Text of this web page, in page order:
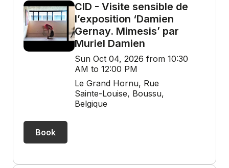
CID - Visite sensible de
l’exposition ‘Damien
Gernay. Mimesis’ par
Muriel Damien
Sun Oct 04, 2026 from 10:30
AM to 12:00 PM
Le Grand Hornu, Rue
Sainte-Louise, Boussu,
Belgique
Book